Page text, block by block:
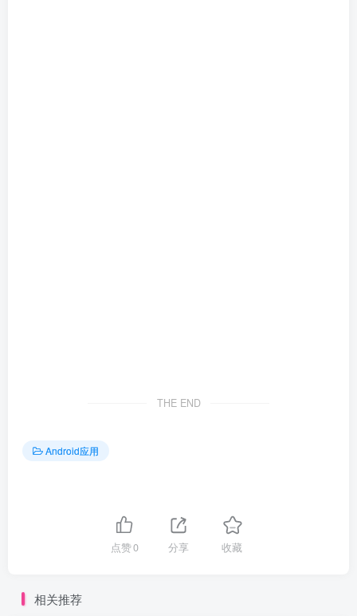
THE END
Android应用
点赞0 分享 收藏
相关推荐